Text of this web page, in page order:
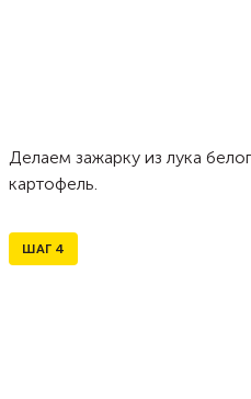
Делаем зажарку из лука
картофель.
ШАГ 4